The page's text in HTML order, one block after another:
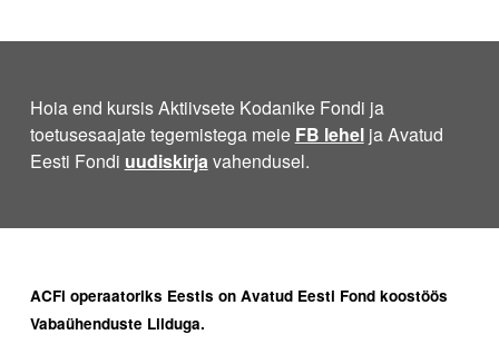
Hoia end kursis Aktiivsete Kodanike Fondi ja
toetusesaajate tegemistega meie FB lehelja Avatud
Eesti Fondi uudiskirja vahendusel.
ACFi operaatoriks Eestis on Avatud Eesti Fond koostöös
Vabaühenduste Liiduga.